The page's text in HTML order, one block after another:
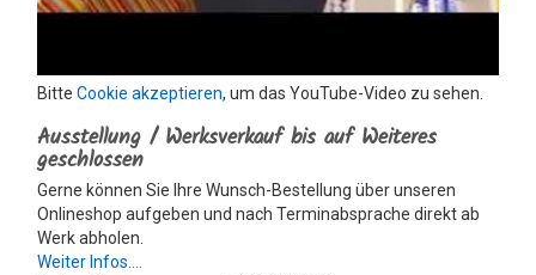
Bitte Cookie akzeptieren, um das YouTube-Video zu sehen.
Ausstellung / Werksverkauf bis auf Weiteres
geschlossen
Gerne können Sie Ihre Wunsch-Bestellung über unseren
Onlineshop aufgeben und nach Terminabsprache direkt ab
Werk abholen.
Weiter Infos....